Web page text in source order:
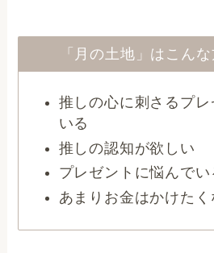
「月の土地」はこん
推しの心に刺さるプ
いる
推しの認知が欲しい
プレゼントに悩んでい
あまりお金はかけたく